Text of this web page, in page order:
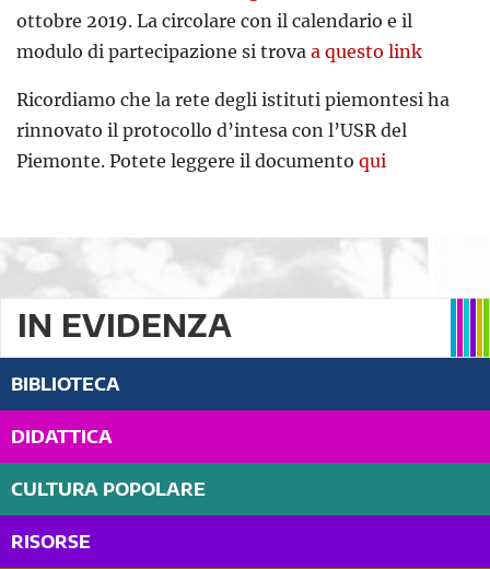
ottobre 2019. La circolare con il calendario e il
modulo di partecipazione si trova a questo link
Ricordiamo che la rete degli istituti piemontesi ha
rinnovato il protocollo d’intesa con l’USR del
Piemonte. Potete leggere il documento qui
IN EVIDENZA
BIBLIOTECA
DIDATTICA
CULTURA POPOLARE
RISORSE